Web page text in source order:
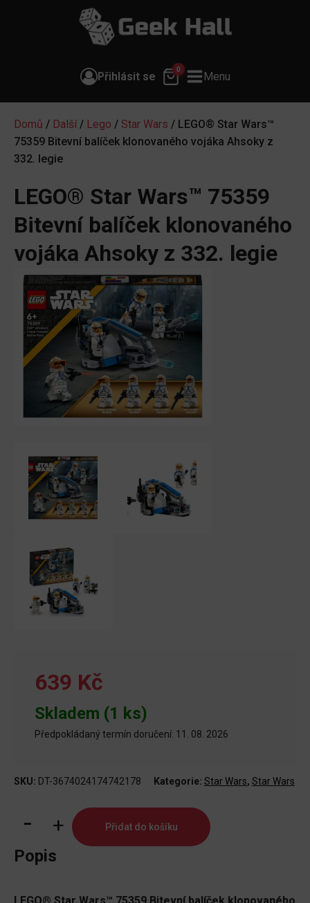
Přihlásit se
0
Menu
Domů / Další / Lego / Star Wars / LEGO® Star Wars™
75359 Bitevní balíček klonovaného vojáka Ahsoky z
332. legie
LEGO® Star Wars™ 75359
Bitevní balíček klonovaného
vojáka Ahsoky z 332. legie
639 Kč
Skladem (1 ks)
Předpokládaný termín doručení: 11. 08. 2026
SKU: DT-3674024174742178 Kategorie: Star Wars, Star Wars
LEGO®
Star
Wars™
Přidat do košíku
Popis
LEGO® Star Wars™ 75359 Bitevní balíček klonovaného